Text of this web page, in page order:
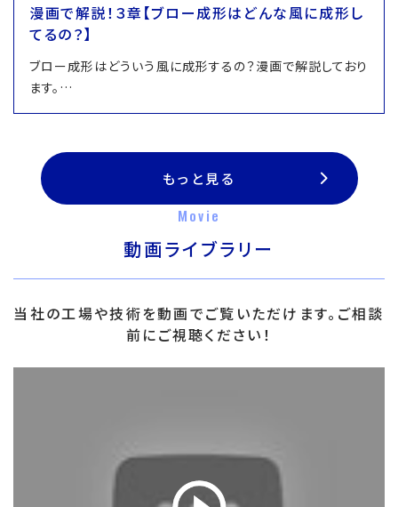
漫画で解説！３章【ブロー成形はどんな風に成形し
てるの？】
ブロー成形はどういう風に成形するの？漫画で解説しており
ます。…
もっと見る
Movie
動画ライブラリー
当社の工場や技術を動画でご覧いただけます。ご相談
前にご視聴ください！